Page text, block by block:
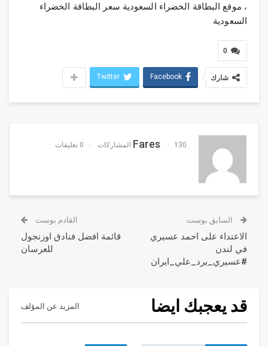
، موقع البطاقة الخضراء السعودية سعر البطاقة الخضراء
السعودية
0
شارك Facebook
Twitter
Fares 130 المشاركات 0 تعليقات
السابق بوست
الاعتداء على احمد عسيري
في لندن
#عسيري_يرد_علي_ايران
القادم بوست
قائمة افضل فنادق اوزنجول
للعرسان
قد يعجبك ايضا المزيد عن المؤلف